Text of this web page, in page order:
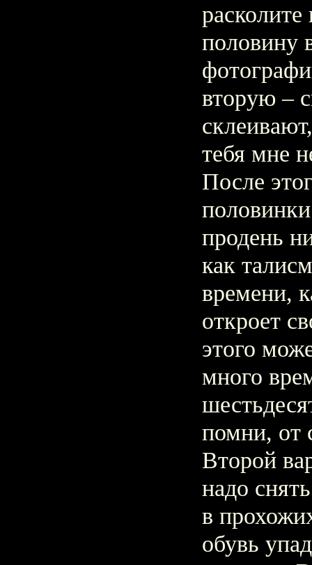
половину
вторую –
тебя мне
После
продень
как
времени,
откроет
этого
много
помни, от
Второй
надо
в
обувь